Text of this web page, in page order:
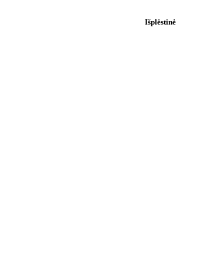
Išplėstinė